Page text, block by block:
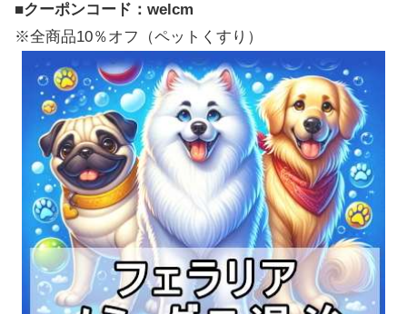
■クーポンコード：welcm
※全商品10％オフ（ペットくすり）